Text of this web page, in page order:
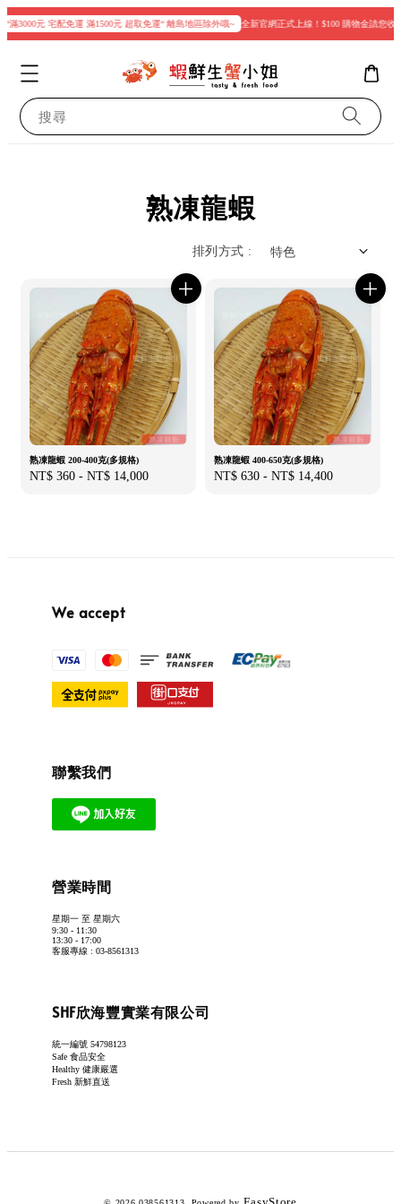
滿3000元 宅配免運 滿1500元 超取免運“ 離島地區除外哦~ 全新官網正式上線！$100 購物金請您收
搜尋
熟凍龍蝦
排列方式 :
熟凍龍蝦 200-400克(多規格)
Regular
NT$ 360 - NT$ 14,000
熟凍龍蝦 400-650克(多規格)
Regular
NT$ 630 - NT$ 14,400
We accept
聯繫我們
營業時間
星期一 至 星期六
9:30 - 11:30
13:30 - 17:00
客服專線 : 03-8561313
SHF欣海豐實業有限公司
統一編號 54798123
Safe 食品安全
Healthy 健康嚴選
Fresh 新鮮直送